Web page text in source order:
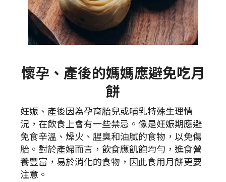
懷孕、產後的媽媽應避免吃月
餅
妊娠、產後因為孕育胎兒或哺乳特殊生理情
況，在飲食上會有一些禁忌。像是妊娠期應避
免食辛溫、燥火、腥臭和油膩的食物，以免傷
胎。對於產婦而言，飲食應飢飽均勻，進食營
養豐富，易於消化的食物，因此食用月餅更要
注意。